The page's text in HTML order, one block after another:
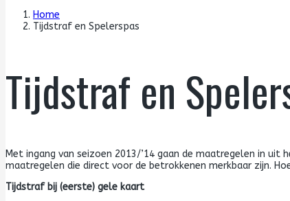
Home
Tijdstraf en Spelerspas
Tijdstraf en
Met ingang van seizoen 2013/’14 gaan de maatregelen in
maatregelen die direct voor de betrokkenen merkbaar zijn.
Tijdstraf bij (eerste) gele kaart